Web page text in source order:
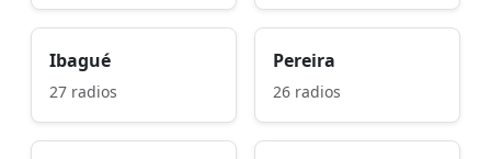
Ibagué
27 radios
Pereira
26 radios